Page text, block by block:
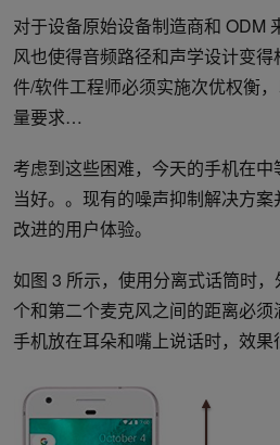
对于设备原始设备制造商和 ODM
风也使得音频路径和声学设计变
件/软件工程师必须实施次优权衡
量要求…
考虑到这些困难，今天的手机在
当好。。现有的噪声抑制解决方
改进的用户体验。
如图 3 所示，使用分离式话筒时
个和第二个麦克风之间的距离必
手机放在耳朵和嘴上说话时，效果